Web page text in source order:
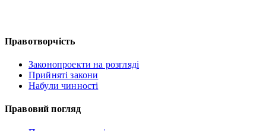
Правотворчість
Законопроекти на розгляді
Прийняті закони
Набули чинності
Правовий погляд